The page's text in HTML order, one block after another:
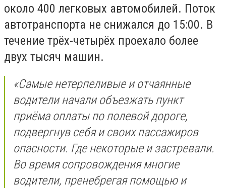
около 400 легковых автомобилей. Поток
автотранспорта не снижался до 15:00. В
течение трёх-четырёх проехало более
двух тысяч машин.
«Самые нетерпеливые и отчаянные
водители начали объезжать пункт
приёма оплаты по полевой дороге,
подвергнув себя и своих пассажиров
опасности. Где некоторые и застревали.
Во время сопровождения многие
водители, пренебрегая помощью и